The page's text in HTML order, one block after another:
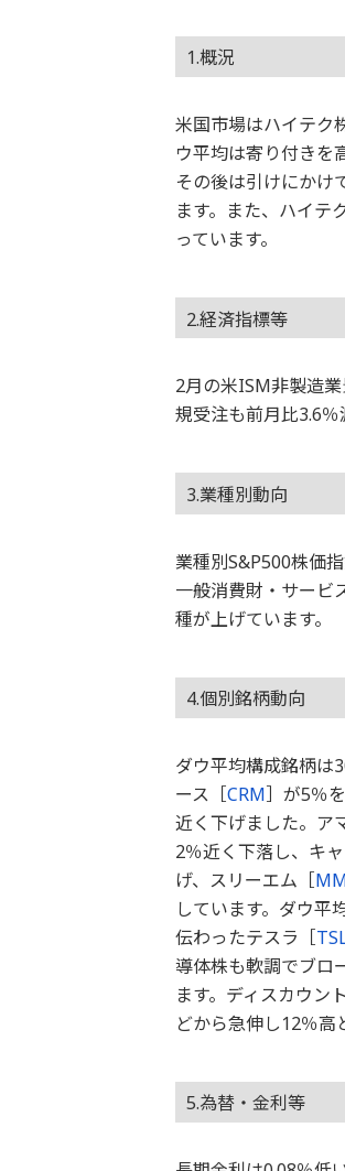
1.概況
米国市場はハイテク
ウ平均は寄り付きを
その後は引けにかけ
ます。また、ハイテ
っています。
2.経済指標等
2月の米ISM非製造
規受注も前月比3.6％
3.業種別動向
業種別S&P500株価
一般消費財・サービ
種が上げています。
4.個別銘柄動向
ダウ平均構成銘柄は
ース［CRM］が5％
近く下げました。ア
2％近く下落し、キ
げ、スリーエム［
しています。ダウ平
伝わったテスラ［
導体株も軟調でブロ
ます。ディスカウン
どから急伸し12％高
5.為替・金利等